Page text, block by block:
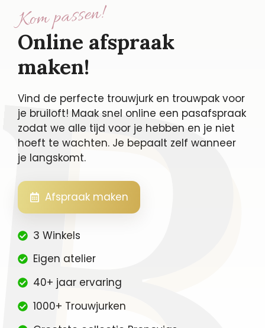
Kom passen!
Online afspraak
maken!
Vind de perfecte trouwjurk en trouwpak voor
je bruiloft! Maak snel online een pasafspraak
zodat we alle tijd voor je hebben en je niet
hoeft te wachten. Je bepaalt zelf wanneer
je langskomt.
Afspraak maken
3 Winkels
Eigen atelier
40+ jaar ervaring
1000+ Trouwjurken